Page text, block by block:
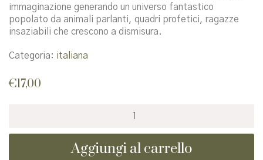
immaginazione generando un universo fantastico
popolato da animali parlanti, quadri profetici, ragazze
insaziabili che crescono a dismisura.
Categoria: italiana
€17,00
forti
Aggiungi al carrello